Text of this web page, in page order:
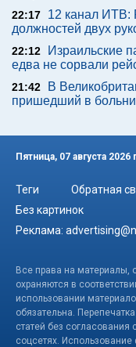
22:17
12 канал ИТВ:
должностей двух
22:12
Израильские
едва не сорвали
21:42
В
пришедший в
Пятница, 07 августа 2026
Теги Обратная
Без картинок
Реклама:
Все права на материалы,
охраняются в
использовании
обязательна.
статей без
соцсетях. Использование